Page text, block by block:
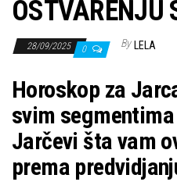
OSTVARENJU
28/09/2025 0 By LELA
Horoskop za
svim
Jarčevi šta vam
prema